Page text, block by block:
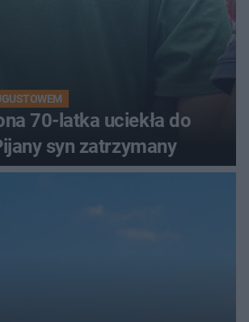
70-latka uciekła do
syn zatrzymany